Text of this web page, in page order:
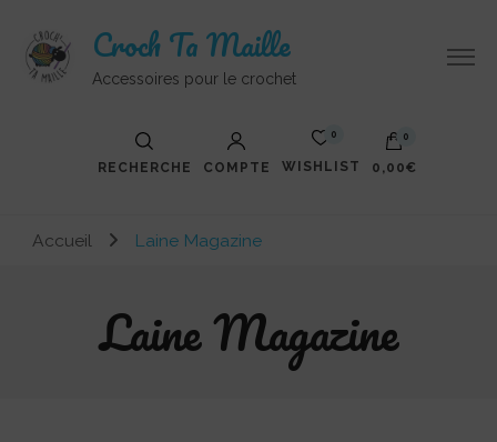
Croch Ta Maille
Accessoires pour le crochet
RECHERCHE COMPTE
0
WISHLIST
0
0,00€
Votre panier est vide.
Accueil Laine Magazine
Laine Magazine